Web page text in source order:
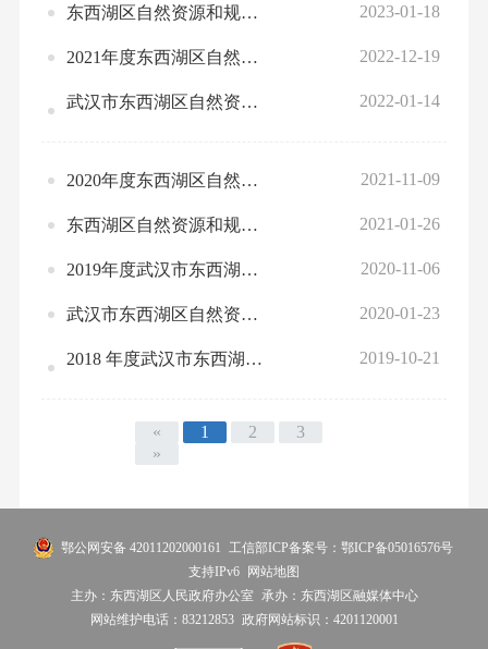
东西湖区自然资源和规划局2023年部门预算公开 2023-01-18
2021年度东西湖区自然资源和规划局部门决算公开 2022-12-19
武汉市东西湖区自然资源和规划局2022年部门预算公开 2022-01-14
2020年度东西湖区自然资源和规划局部门决算 2021-11-09
东西湖区自然资源和规划局2021年部门预算公开 2021-01-26
2019年度武汉市东西湖区自然资源和规划局部门决算 2020-11-06
武汉市东西湖区自然资源和规划局2020年部门预算公开 2020-01-23
2018 年度武汉市东西湖区国土资源和规划局部门决算 2019-10-21
« 1 2
3
»
鄂公网安备 42011202000161
工信部ICP备案号：鄂ICP备05016576号
支持IPv6 网站地图
主办：东西湖区人民政府办公室
承办：东西湖区融媒体中心
网站维护电话：83212853 政府网站标识：4201120001